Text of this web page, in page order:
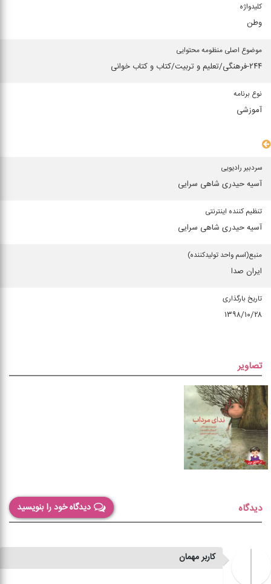
كلیدواژه
وطن
موضوع اصلی منظومه محتوایی
۲۴۴-فرهنگی/تعلیم و تربیت/کتاب و کتاب خوانی
نوع برنامه
آموزشی
سردبیر رادیویی
آسیه حیدری شاهی سرایی
تنظیم کننده اینترنتی
آسیه حیدری شاهی سرایی
منبع(اسم واحد تولیدكننده)
ایران صدا
تاریخ بارگذاری
۱۳۹۸/۱۰/۲۸
تصاویر
دیدگاه خود را بنویسید دیدگاه
کاربر مهمان